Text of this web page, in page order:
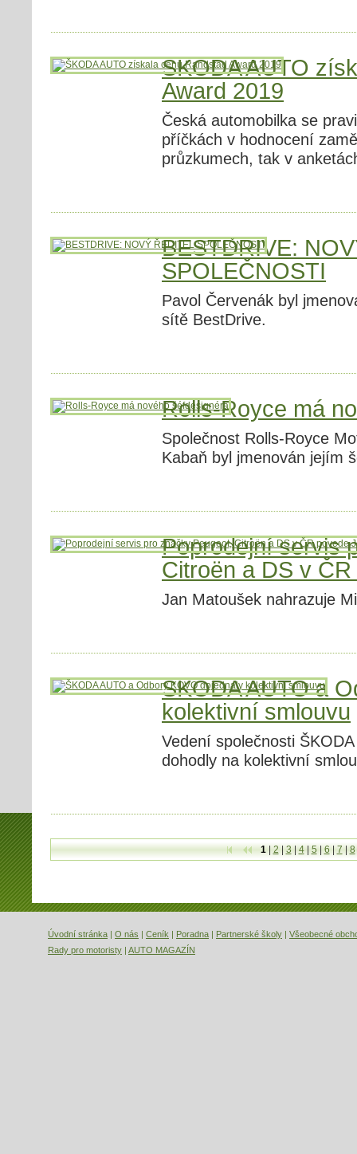
ŠKODA AUTO
Award 2019
Česká automobilka se
příčkách v hodnocení
průzkumech, tak v
BESTDRIVE:
SPOLEČNOSTI
Pavol Červenák byl
sítě BestDrive.
Rolls-Royce má
Společnost Rolls-Royce
Kabaň byl jmenován jejím
Poprodejní servis
Citroën a DS v
Jan Matoušek nahrazuje
ŠKODA AUTO a
kolektivní smlouvu
Vedení společnosti
dohodly na kolektivní
PrvníPředchozí
1| 2 3| 4| 5| 6| 7 8
Úvodní stránka | O nás | Ceník | Poradna | Partnerské školy | Všeobecné
Rady pro motoristy | AUTO MAGAZÍN